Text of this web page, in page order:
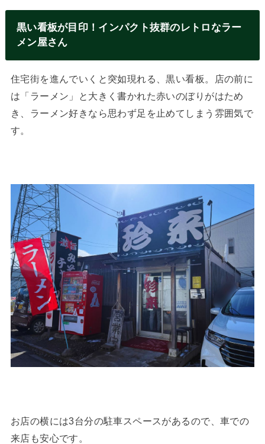
黒い看板が目印！インパクト抜群のレトロなラー
メン屋さん
住宅街を進んでいくと突如現れる、黒い看板。店の前に
は「ラーメン」と大きく書かれた赤いのぼりがはため
き、ラーメン好きなら思わず足を止めてしまう雰囲気で
す。
お店の横には3台分の駐車スペースがあるので、車での
来店も安心です。